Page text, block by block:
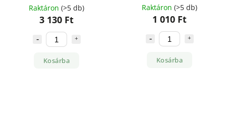
Raktáron (>5 db)
3 130 Ft
Kosárba
Raktáron (>5 db)
1 010 Ft
Kosárba